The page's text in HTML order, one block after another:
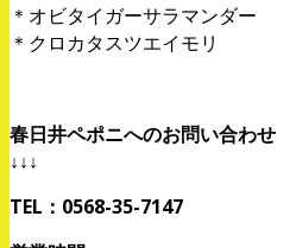
＊オビタイガーサラマンダー
＊クロカタスツエイモリ
春日井ペポニへのお問い合わせ
↓↓↓
TEL：0568-35-7147